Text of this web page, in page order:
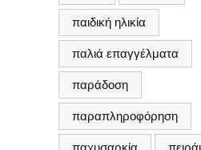
παιδική ηλικία
παλιά επαγγέλματα
παράδοση
παραπληροφόρηση